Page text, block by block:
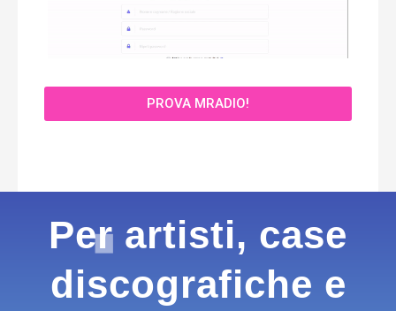
PROVA MRADIO!
Per artisti, case
discografiche e